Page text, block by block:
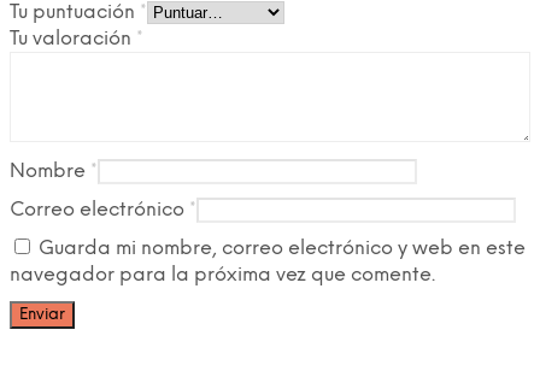
Tu puntuación *
Tu valoración *
Nombre *
Correo electrónico *
Guarda mi nombre, correo electrónico y web en este
navegador para la próxima vez que comente.